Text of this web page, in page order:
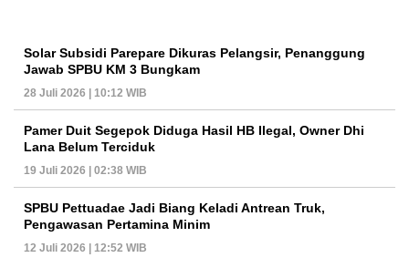
Solar Subsidi Parepare Dikuras Pelangsir, Penanggung
Jawab SPBU KM 3 Bungkam
28 Juli 2026 | 10:12 WIB
Pamer Duit Segepok Diduga Hasil HB Ilegal, Owner Dhi
Lana Belum Terciduk
19 Juli 2026 | 02:38 WIB
SPBU Pettuadae Jadi Biang Keladi Antrean Truk,
Pengawasan Pertamina Minim
12 Juli 2026 | 12:52 WIB